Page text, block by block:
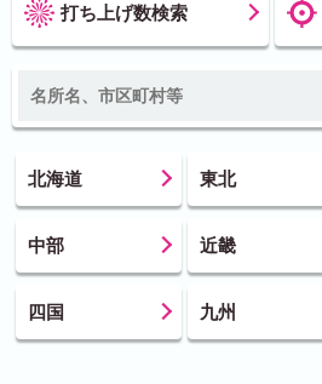
打ち上げ数検索
北海道 東北
中部 近畿
四国 九州